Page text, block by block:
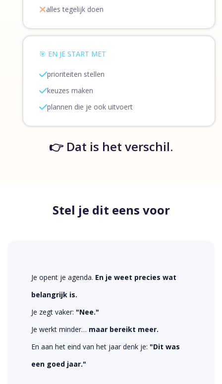
alles tegelijk doen
🎯 EN JE START MET
prioriteiten stellen
keuzes maken
plannen die je ook uitvoert
👉 Dat is het verschil.
Stel je dit eens voor
Je opent je agenda. En je weet precies wat
belangrijk is.
Je zegt vaker: "Nee."
Je werkt minder… maar bereikt meer.
En aan het eind van het jaar denk je: "Dit was
een goed jaar."